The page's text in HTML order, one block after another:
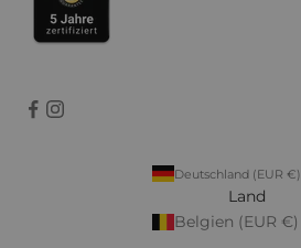
Deutschland (EUR €)
Land
Belgien (EUR €)